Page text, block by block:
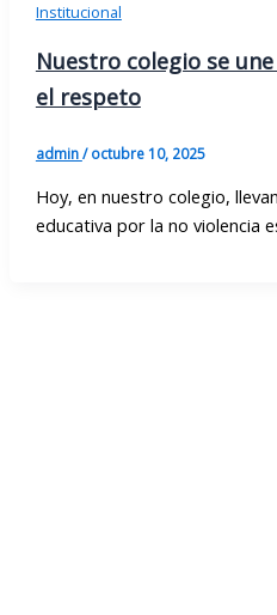
Institucional
Nuestro colegio se
el respeto
admin/octubre 10, 2025
Hoy, en nuestro colegio,
educativa por la no violencia